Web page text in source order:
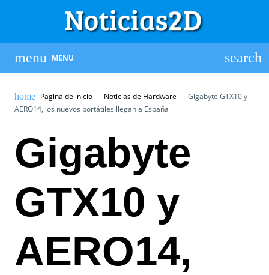
MENU
Pagina de inicio Noticias de Hardware
Gigabyte GTX10 y
AERO14, los nuevos portátiles llegan a España
Gigabyte
GTX10 y
AERO14,